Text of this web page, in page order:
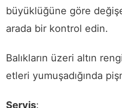
büyüklüğüne göre
arada bir kontrol edin.
Balıkların üzeri altın
etleri yumuşadığında
Servis: